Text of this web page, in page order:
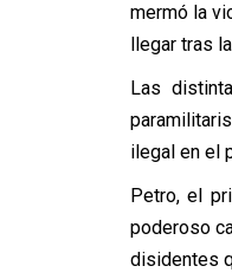
mermó la
llegar tras
Las
ilegal en el
Petro, el
poderoso
disidentes